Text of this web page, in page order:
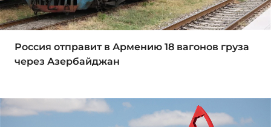
Россия отправит в Армению 18 вагонов груза
через Азербайджан